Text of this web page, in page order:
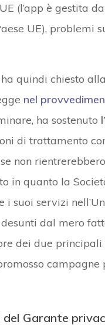
(l’app è gestita
UE), problemi
quindi chiesto
nel
ha sostenuto
di trattamento
non
in quanto la
i suoi servizi
dal mero
dei due
del Garante